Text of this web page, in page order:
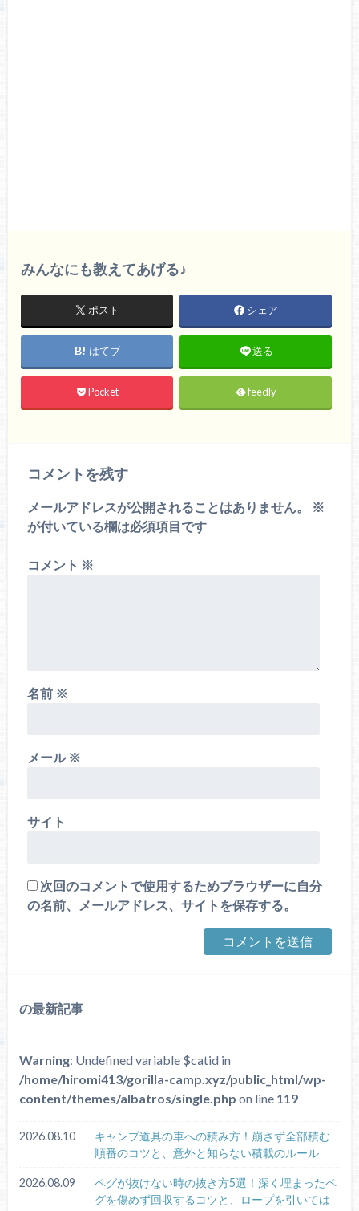
みんなにも教えてあげる♪
ポスト シェア
はてブ 送る
Pocket feedly
コメントを残す
メールアドレスが公開されることはありません。
※
が付いている欄は必須項目です
コメント ※
名前 ※
メール ※
サイト
次回のコメントで使用するためブラウザーに自分
の名前、メールアドレス、サイトを保存する。
の最新記事
Warning: Undefined variable $catid in
/home/hiromi413/gorilla-camp.xyz/public_html/wp-
content/themes/albatros/single.php on line 119
2026.08.10
キャンプ道具の車への積み方！崩さず全部積む
順番のコツと、意外と知らない積載のルール
2026.08.09
ペグが抜けない時の抜き方5選！深く埋まったペ
グを傷めず回収するコツと、ロープを引いては